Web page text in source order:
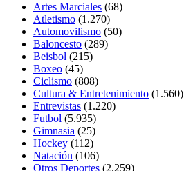
Artes Marciales (68)
Atletismo (1.270)
Automovilismo (50)
Baloncesto (289)
Beisbol (215)
Boxeo (45)
Ciclismo (808)
Cultura & Entretenimiento (1.560)
Entrevistas (1.220)
Futbol (5.935)
Gimnasia (25)
Hockey (112)
Natación (106)
Otros Deportes (2.259)